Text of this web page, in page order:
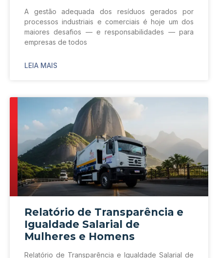
A gestão adequada dos resíduos gerados por
processos industriais e comerciais é hoje um dos
maiores desafios — e responsabilidades — para
empresas de todos
LEIA MAIS
Relatório de Transparência e
Igualdade Salarial de
Mulheres e Homens
Relatório de Transparência e Igualdade Salarial de